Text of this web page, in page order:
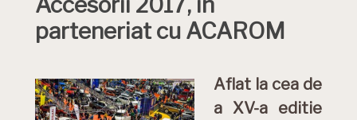
parteneriat cu ACAROM
Aflat la cea de
a XV-a editie